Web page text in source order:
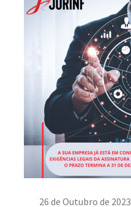
26 de Outubro de 2023